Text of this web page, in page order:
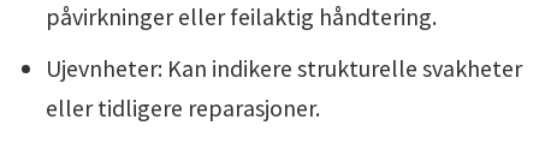
påvirkninger eller feilaktig håndtering.
Ujevnheter: Kan indikere strukturelle svakheter
eller tidligere reparasjoner.